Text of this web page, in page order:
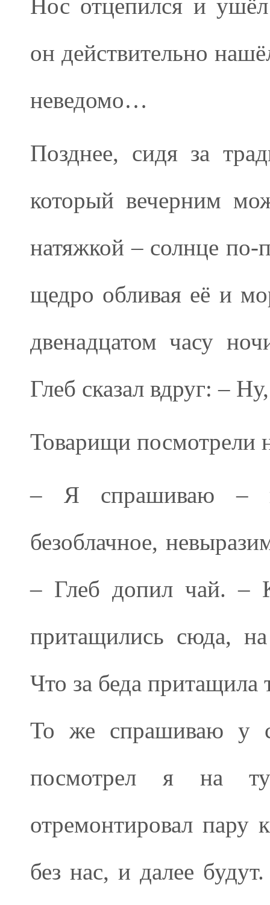
Нос отцепился и ушёл
он действительно
неведомо…
Позднее, сидя за
который вечерним
натяжкой – солнце
щедро обливая её и
двенадцатом часу
Глеб сказал вдруг: –
Товарищи посмотрели
– Я спрашиваю –
безоблачное,
– Глеб допил чай. –
притащились сюда,
Что за беда притащила
То же спрашиваю у
посмотрел я на
отремонтировал пару
без нас, и далее